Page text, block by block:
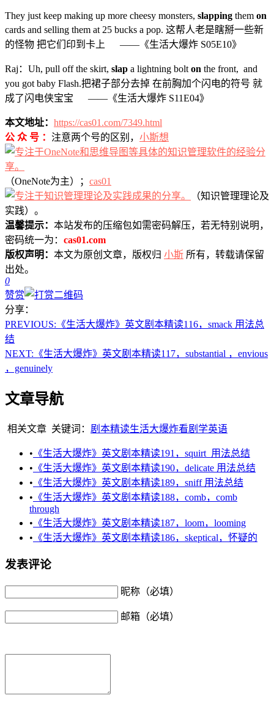
They just keep making up more cheesy monsters, slapping them on
cards and selling them at 25 bucks a pop. 这帮人老是瞎掰一些新
的怪物 把它们印到卡上 ——《生活大爆炸 S05E10》
Raj：Uh, pull off the skirt, slap a lightning bolt on the front, and
you got baby Flash.把裙子部分去掉 在前胸加个闪电的符号 就
成了闪电侠宝宝 ——《生活大爆炸 S11E04》
本文地址： https://cas01.com/7349.html
公 众 号 ： 注意两个号的区别， 小斯想
（OneNote为主）； cas01
（知识管理理论及
实践）。
温馨提示： 本站发布的压缩包如需密码解压，若无特别说明，
密码统一为： cas01.com
版权声明： 本文为原创文章，版权归 小斯 所有，转载请保留
出处。
0
赞赏
分享：
PREVIOUS: 《生活大爆炸》英文剧本精读116，smack 用法总
结
NEXT: 《生活大爆炸》英文剧本精读117，substantial ，envious
，genuinely
文章导航
相关文章 关键词： 剧本精读生活大爆炸看剧学英语
• 《生活大爆炸》英文剧本精读191，squirt 用法总结
• 《生活大爆炸》英文剧本精读190，delicate 用法总结
• 《生活大爆炸》英文剧本精读189，sniff 用法总结
• 《生活大爆炸》英文剧本精读188，comb，comb
through
• 《生活大爆炸》英文剧本精读187，loom，looming
• 《生活大爆炸》英文剧本精读186，skeptical，怀疑的
发表评论
昵称（必填）
邮箱（必填）